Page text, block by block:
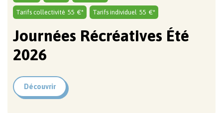
Tarifs collectivité 55 €* Tarifs individuel 55 €*
Journées Récréatives Été
2026
Découvrir